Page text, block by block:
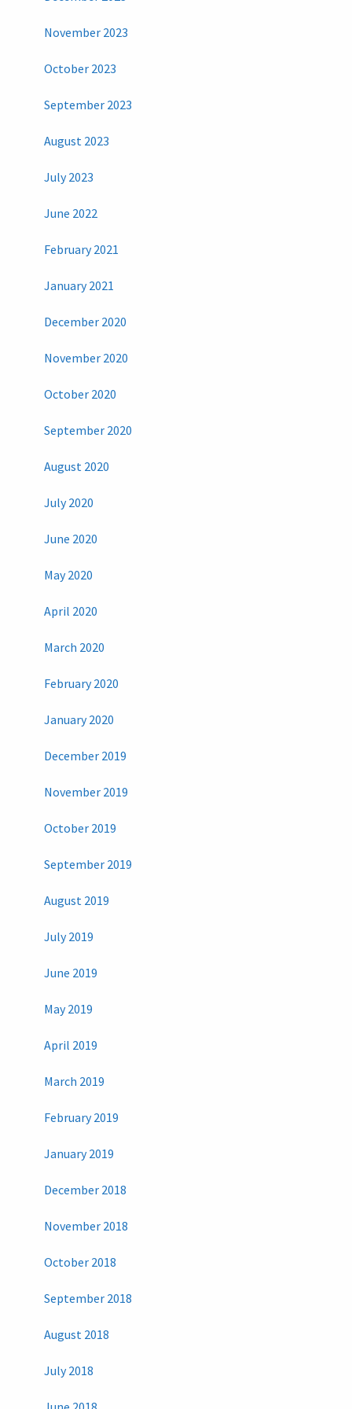
November 2023
October 2023
September 2023
August 2023
July 2023
June 2022
February 2021
January 2021
December 2020
November 2020
October 2020
September 2020
August 2020
July 2020
June 2020
May 2020
April 2020
March 2020
February 2020
January 2020
December 2019
November 2019
October 2019
September 2019
August 2019
July 2019
June 2019
May 2019
April 2019
March 2019
February 2019
January 2019
December 2018
November 2018
October 2018
September 2018
August 2018
July 2018